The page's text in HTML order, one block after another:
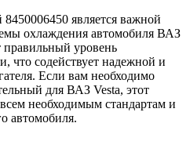
является важной
охлаждения автомобиля ВАЗ
правильный уровень
что содействует надежной и
Если вам необходимо
для ВАЗ Vesta, этот
всем необходимым стандартам и
автомобиля.